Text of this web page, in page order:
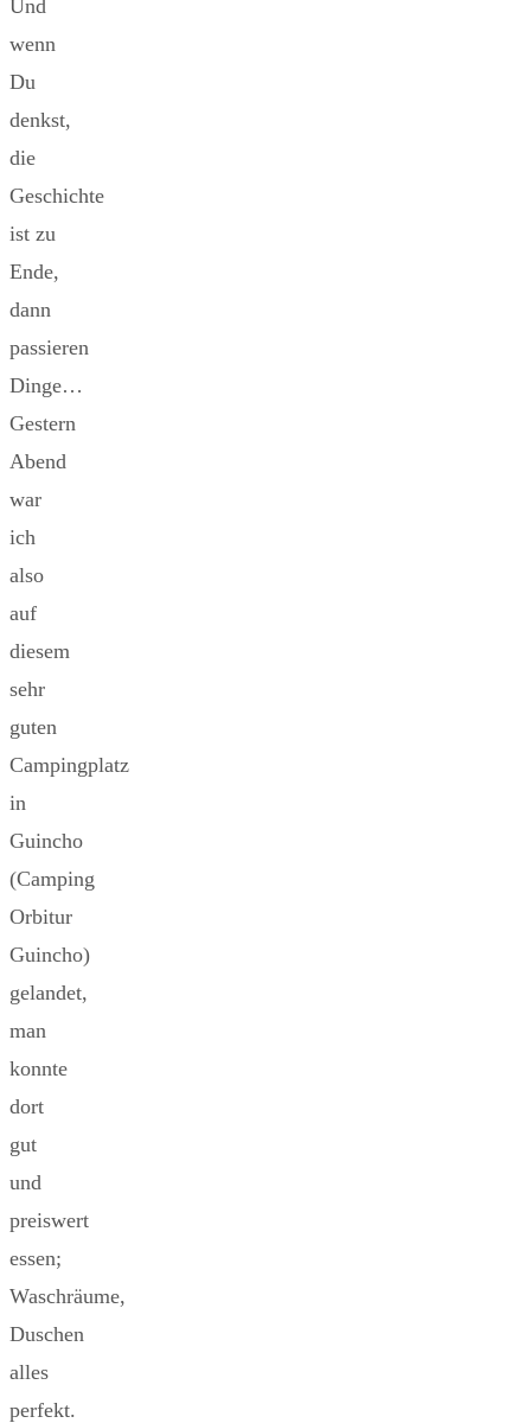
Und
wenn
Du
denkst,
die
Geschichte
ist zu
Ende,
dann
passieren
Dinge…
Gestern
Abend
war
ich
also
auf
diesem
sehr
guten
Campingplatz
in
Guincho
(Camping
Orbitur
Guincho)
gelandet,
man
konnte
dort
gut
und
preiswert
essen;
Waschräume,
Duschen
alles
perfekt.